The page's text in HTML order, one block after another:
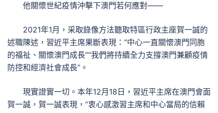
他關懷世紀疫情沖擊下澳門若何應對——
2021年1月，采取錄像方法聽取特區行政主座賀一誠的
述職陳述，習近平主席果斷表現：“中心一直關懷澳門同胞
的福祉、關懷澳門成長”“我們將持續全力支撐澳門兼顧疫情
防控和經濟社會成長”。
現實證實一切。本年12月18日，習近平主席在澳門會面
賀一誠，賀一誠表現，“衷心感激習主席和中心當局的信賴